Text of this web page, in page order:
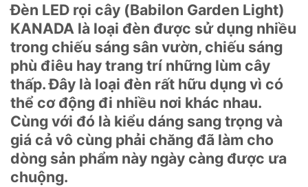
Đèn LED rọi cây (Babilon Garden Light)
KANADA là loại đèn được sử dụng nhiều
trong chiếu sáng sân vườn, chiếu sáng
phù điêu hay trang trí những lùm cây
thấp. Đây là loại đèn rất hữu dụng vì có
thể cơ động đi nhiều nơi khác nhau.
Cùng với đó là kiểu dáng sang trọng và
giá cả vô cùng phải chăng đã làm cho
dòng sản phẩm này ngày càng được ưa
chuộng.